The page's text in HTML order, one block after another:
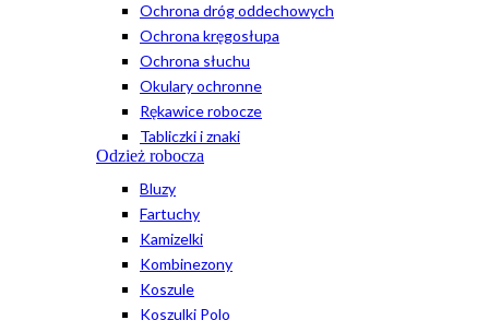
Ochrona dróg oddechowych
Ochrona kręgosłupa
Ochrona słuchu
Okulary ochronne
Rękawice robocze
Tabliczki i znaki
Odzież robocza
Bluzy
Fartuchy
Kamizelki
Kombinezony
Koszule
Koszulki Polo